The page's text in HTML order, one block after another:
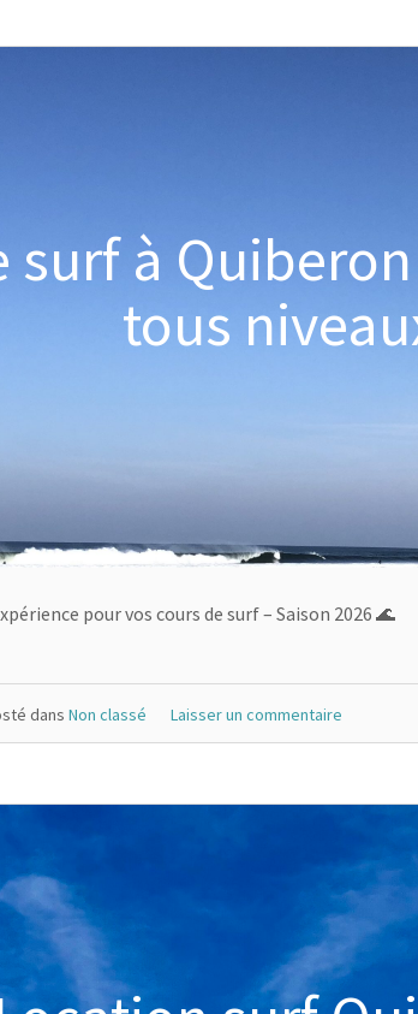
surf à
tous
pour vos cours de surf – Saison 2026 🌊
dans Non classé Laisser un commentaire